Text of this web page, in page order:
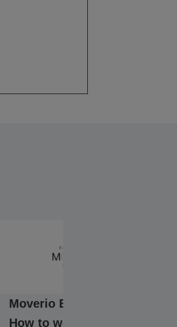
Moverio BT-45 Series
How to wear with hard